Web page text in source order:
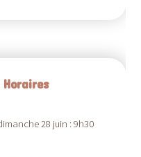
28 juin : 9h30